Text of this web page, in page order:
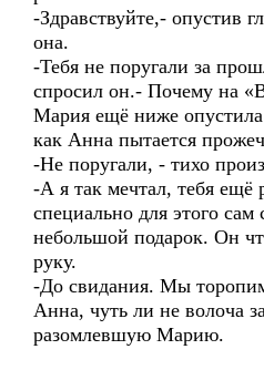
-Здравствуйте,- опустив
она.
-Тебя не поругали за
спросил он.- Почему на
Мария ещё ниже опустила
как Анна пытается
-Не поругали, - тихо
-А я так мечтал, тебя ещё
специально для этого сам
небольшой подарок. Он
руку.
-До свидания. Мы
Анна, чуть ли не волоча
разомлевшую Марию.